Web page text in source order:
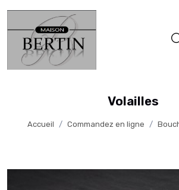
Volailles
Accueil Commandez en ligne